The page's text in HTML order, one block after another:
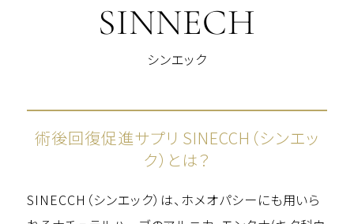
SINNECH
シンエック
術後回復促進サプリ SINECCH（シンエッ
ク）とは？
SINECCH（シンエック）は、ホメオパシーにも用いら